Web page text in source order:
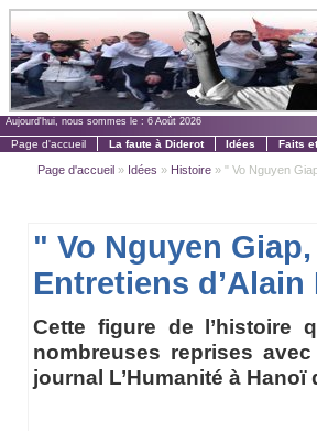
Aujourd'hui, nous sommes le : 6 Août 2026
Page d'accueil La faute à Diderot Idées Faits
Page d'accueil » Idées » Histoire » " Vo Nguyen
" Vo Nguyen
Entretiens
Cette figure de l’histoire
nombreuses reprises
journal L’Humanité à